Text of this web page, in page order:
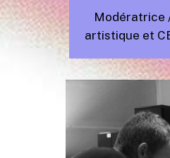
Modératrice
artistique et